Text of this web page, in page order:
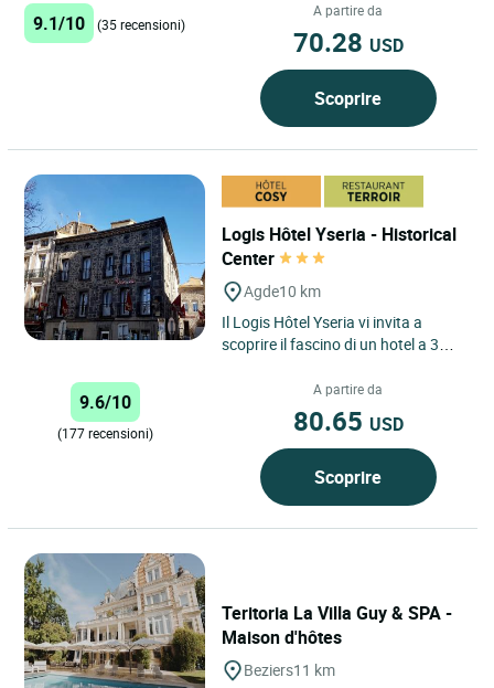
9.1/10 (35 recensioni)
A partire da
70.28 USD
Scoprire
Logis Hôtel Yseria - Historical
Center
Agde10 km
Il Logis Hôtel Yseria vi invita a
scoprire il fascino di un hotel a 3
il patrimonio...
9.6/10
(177 recensioni)
A partire da
80.65 USD
Scoprire
Teritoria La Villa Guy & SPA -
Maison d'hôtes
Beziers11 km